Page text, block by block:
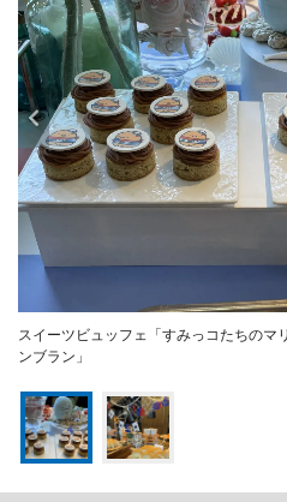
スイーツビュッフェ「すみっコたちのマ
ンブラン」